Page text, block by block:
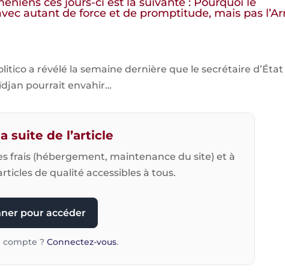
autant de force et de promptitude, mais pas
a révélé la semaine dernière que le secrétaire d’État
pourrait envahir…
suite de l’article
frais (hébergement, maintenance du site) et à
de qualité accessibles à tous.
pour accéder
compte ? Connectez-vous.